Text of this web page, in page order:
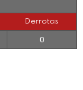
Derrotas
0